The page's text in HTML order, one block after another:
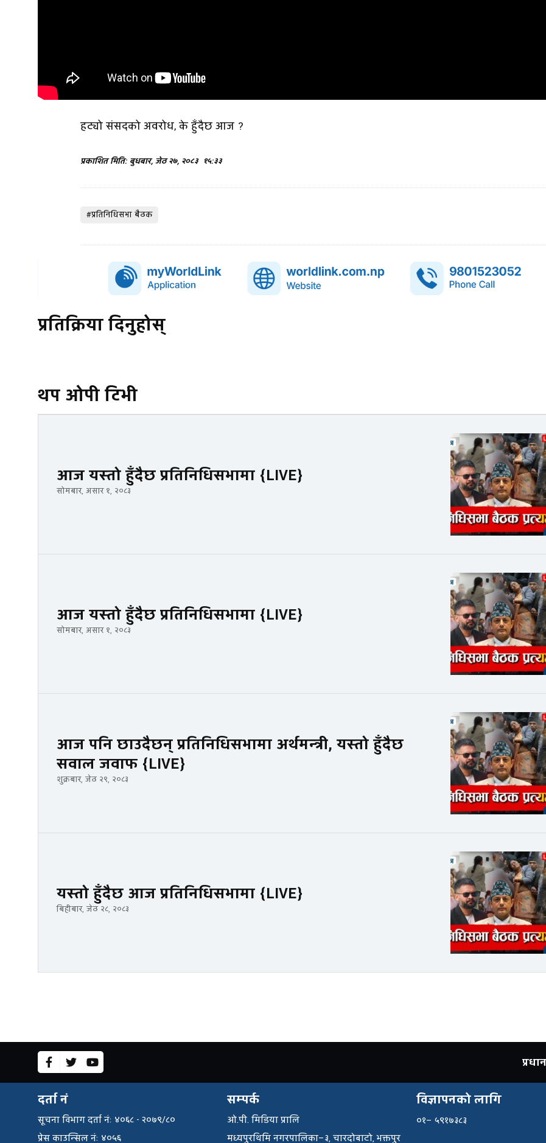
हट्यो संसदको अवरोध, के हुँदैछ आज ?
प्रकाशित मिति: बुधबार, जेठ २७, २०८३ १५:३३
#प्रतिनिधिसभा बैठक
प्रतिक्रिया दिनुहोस्
थप ओपी टिभी
आज यस्तो हुँदैछ प्रतिनिधिसभामा {LIVE}
सोमबार, असार १, २०८३
आज यस्तो हुँदैछ प्रतिनिधिसभामा {LIVE}
सोमबार, असार १, २०८३
आज पनि छाउदैछन् प्रतिनिधिसभामा अर्थमन्त्री, यस्तो हुँदैछ
सवाल जवाफ {LIVE}
शुक्रबार, जेठ २९, २०८३
यस्तो हुँदैछ आज प्रतिनिधिसभामा {LIVE}
बिहीबार, जेठ २८, २०८३
दर्ता नं
सूचना विभाग दर्ता नंः ४०६८ - २०७९/८०
प्रेस काउन्सिल नंः ४०५६
सम्पर्क
ओ.पी. मिडिया प्रालि
मध्यपुरथिमि नगरपालिका–३, चारदोबाटो, भक्तपुर
विज्ञापनको लागि
०१– ५९१७३८३